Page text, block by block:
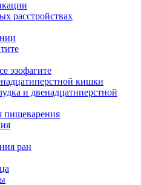
расстройствах
эзофагите
кишки
и двенадцатиперстной
пищеварения
ран